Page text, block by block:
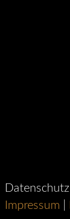
Datenschutz
Impressum